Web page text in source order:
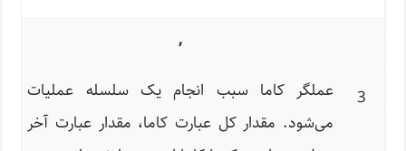
3
,
عملگر کاما سبب انجام یک سلسله عملیات
می‌شود. مقدار کل عبارت کاما، مقدار عبارت آخر